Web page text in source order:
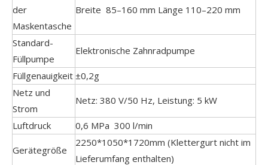
der
Maskentasche
Breite 85–160 mm Länge 110–220 mm
Standard-
Füllpumpe
Elektronische Zahnradpumpe
Füllgenauigkeit ±0,2g
Netz und
Strom
Netz: 380 V/50 Hz, Leistung: 5 kW
Luftdruck 0,6 MPa 300 l/min
Gerätegröße
2250*1050*1720mm (Klettergurt nicht im
Lieferumfang enthalten)